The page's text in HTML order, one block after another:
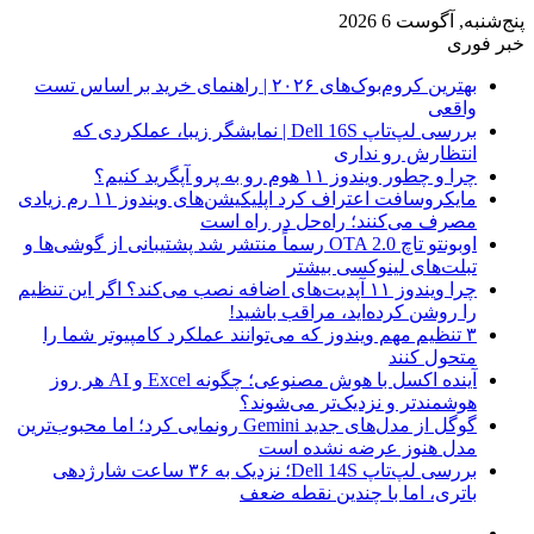
پنج‌شنبه, آگوست 6 2026
خبر فوری
بهترین کروم‌بوک‌های ۲۰۲۶ | راهنمای خرید بر اساس تست
واقعی
بررسی لپ‌تاپ Dell 16S | نمایشگر زیبا، عملکردی که
انتظارش رو نداری
چرا و چطور ویندوز ۱۱ هوم رو به پرو آپگرید کنیم؟
مایکروسافت اعتراف کرد اپلیکیشن‌های ویندوز ۱۱ رم زیادی
مصرف می‌کنند؛ راه‌حل در راه است
اوبونتو تاچ OTA 2.0 رسماً منتشر شد پشتیبانی از گوشی‌ها و
تبلت‌های لینوکسی بیشتر
چرا ویندوز ۱۱ آپدیت‌های اضافه نصب می‌کند؟ اگر این تنظیم
را روشن کرده‌اید، مراقب باشید!
۳ تنظیم مهم ویندوز که می‌توانند عملکرد کامپیوتر شما را
متحول کنند
آینده اکسل با هوش مصنوعی؛ چگونه Excel و AI هر روز
هوشمندتر و نزدیک‌تر می‌شوند؟
گوگل از مدل‌های جدید Gemini رونمایی کرد؛ اما محبوب‌ترین
مدل هنوز عرضه نشده است
بررسی لپ‌تاپ Dell 14S؛ نزدیک به ۳۶ ساعت شارژدهی
باتری، اما با چندین نقطه ضعف